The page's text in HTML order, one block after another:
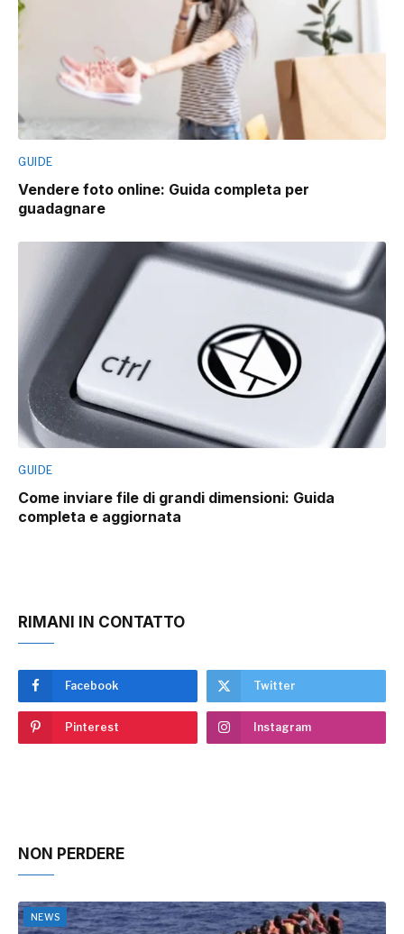
GUIDE
Vendere foto online: Guida completa per
guadagnare
GUIDE
Come inviare file di grandi dimensioni: Guida
completa e aggiornata
RIMANI IN CONTATTO
Facebook Twitter
Pinterest Instagram
NON PERDERE
NEWS